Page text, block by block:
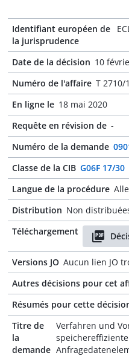
Identifiant européen de
la jurisprudence
Date de la décision 10
Numéro de l'affaire T 2710/
En ligne le 18 mai 2020
Requête en révision de -
Numéro de la demande
Classe de la CIB G06F 17/30
Langue de la procédure
Distribution Non
Téléchargement
Versions JO Aucun lien JO
Autres décisions pour cet
Résumés pour cette
Titre de
la
demande
Verfahren und